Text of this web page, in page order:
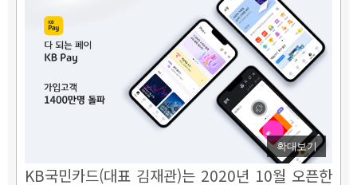
확대보기
KB국민카드(대표 김재관)는 2020년 10월 오픈한